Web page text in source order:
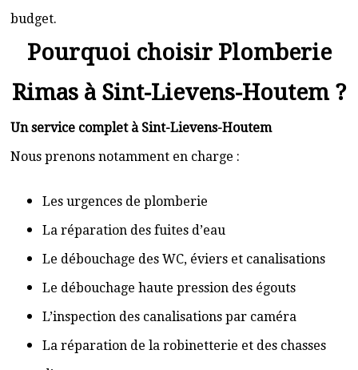
budget.
Pourquoi choisir Plomberie
Rimas à Sint-Lievens-Houtem ?
Un service complet à Sint-Lievens-Houtem
Nous prenons notamment en charge :
Les urgences de plomberie
La réparation des fuites d’eau
Le débouchage des WC, éviers et canalisations
Le débouchage haute pression des égouts
L’inspection des canalisations par caméra
La réparation de la robinetterie et des chasses